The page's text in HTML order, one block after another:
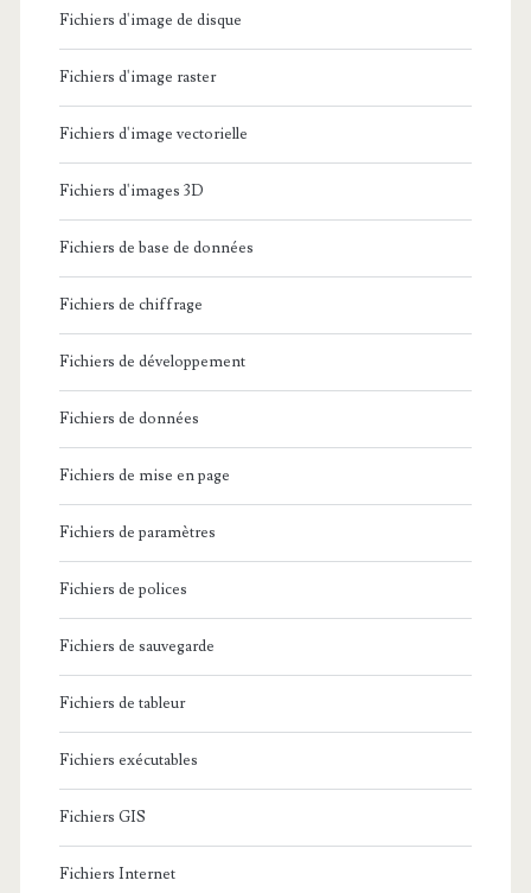
Fichiers d'image de disque
Fichiers d'image raster
Fichiers d'image vectorielle
Fichiers d'images 3D
Fichiers de base de données
Fichiers de chiffrage
Fichiers de développement
Fichiers de données
Fichiers de mise en page
Fichiers de paramètres
Fichiers de polices
Fichiers de sauvegarde
Fichiers de tableur
Fichiers exécutables
Fichiers GIS
Fichiers Internet